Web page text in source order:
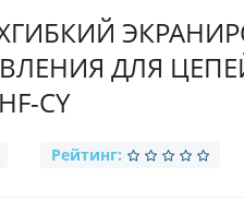
ДЛЯ
CY
Рейтинг: